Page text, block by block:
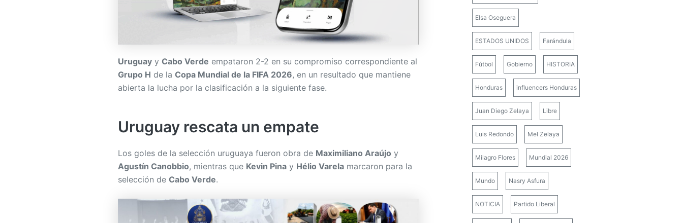
Uruguay y Cabo Verde empataron 2-2 en su compromiso correspondiente al
Grupo H de la Copa Mundial de la FIFA 2026, en un resultado que mantiene
abierta la lucha por la clasificación a la siguiente fase.
Uruguay rescata un empate
Los goles de la selección uruguaya fueron obra de Maximiliano Araújo y
Agustín Canobbio, mientras que Kevin Pina y Hélio Varela marcaron para la
selección de Cabo Verde.
Elsa Oseguera
ESTADOS UNIDOS Farándula
Fútbol Gobierno HISTORIA
Honduras influencers Honduras
Juan Diego Zelaya Libre
Luis Redondo Mel Zelaya
Milagro Flores Mundial 2026
Mundo Nasry Asfura
NOTICIA Partido Liberal